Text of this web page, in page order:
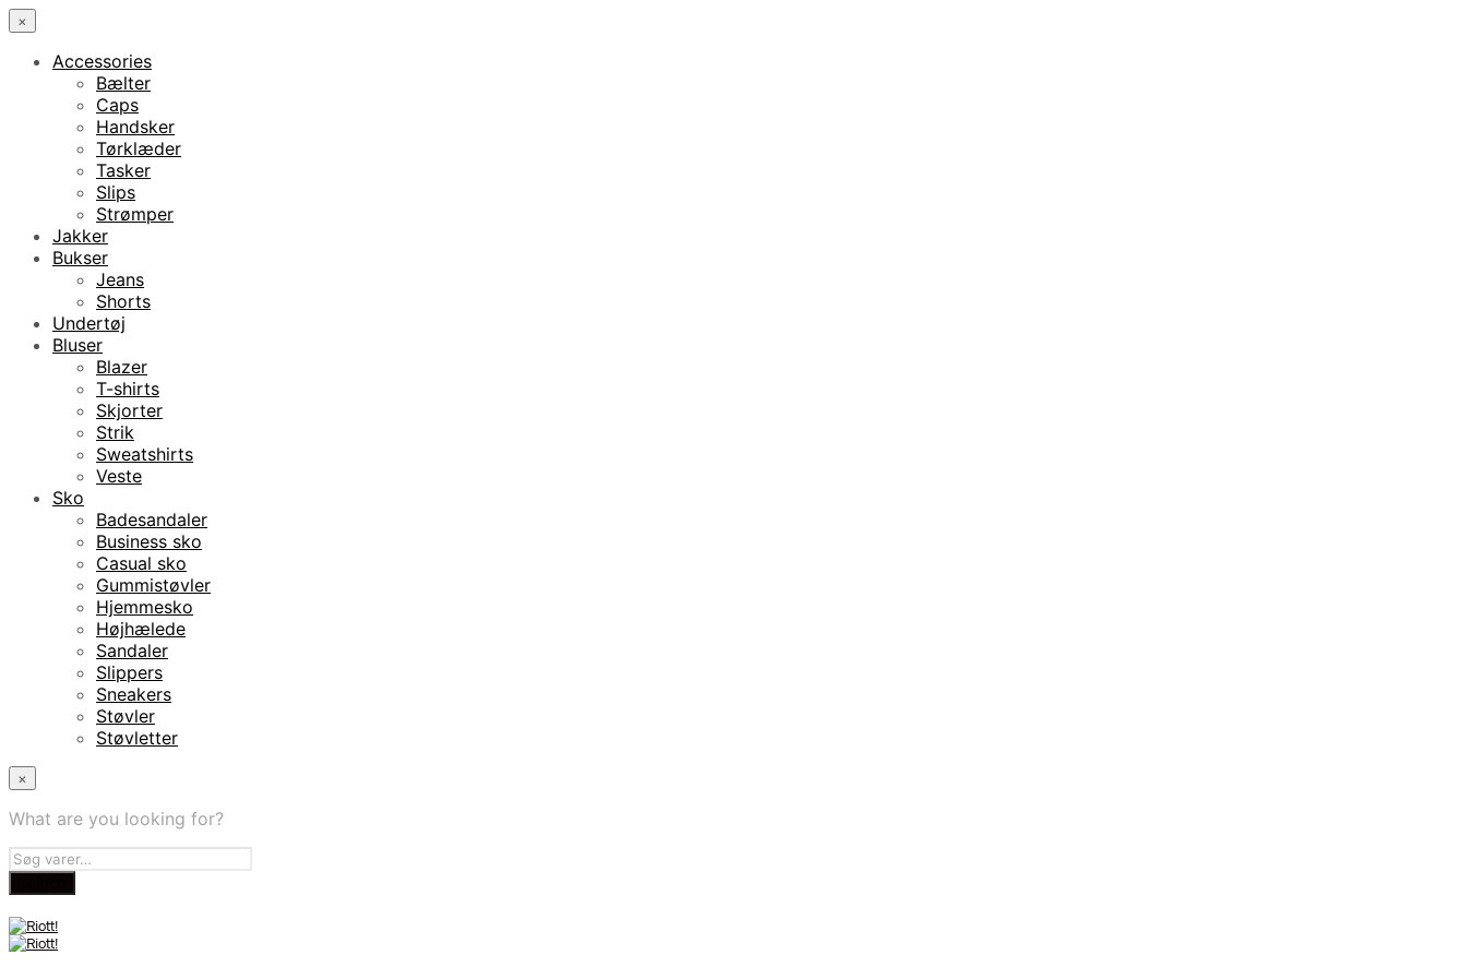
×
Accessories
Bælter
Caps
Handsker
Tørklæder
Tasker
Slips
Strømper
Jakker
Bukser
Jeans
Shorts
Undertøj
Bluser
Blazer
T-shirts
Skjorter
Strik
Sweatshirts
Veste
Sko
Badesandaler
Business sko
Casual sko
Gummistøvler
Hjemmesko
Højhælede
Sandaler
Slippers
Sneakers
Støvler
Støvletter
×
What are you looking for?